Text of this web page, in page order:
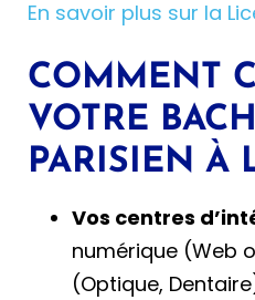
En savoir plus sur la
COMMENT
VOTRE
PARISIEN À
Vos centres
numérique (Web
(Optique,